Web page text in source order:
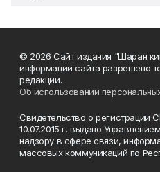
© 2026 Сайт издания "Шаран
информации сайта разрешено
редакции.
Об использовании
Свидетельство о
10.07.2015 г. выдано
надзору в сфере связи,
массовых коммуникаций по